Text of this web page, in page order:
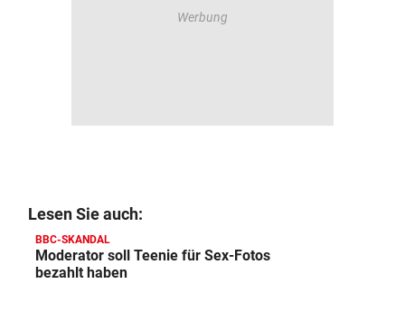
Lesen Sie auch:
BBC-SKANDAL
Moderator soll Teenie für Sex-Fotos
bezahlt haben